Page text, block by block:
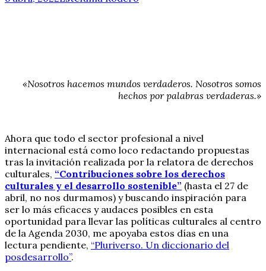
«Nosotros hacemos mundos verdaderos. Nosotros somos
hechos por palabras verdaderas.»
Ahora que todo el sector profesional a nivel
internacional está como loco redactando propuestas
tras la invitación realizada por la relatora de derechos
culturales, “Contribuciones sobre los derechos
culturales y el desarrollo sostenible” (hasta el 27 de
abril, no nos durmamos) y buscando inspiración para
ser lo más eficaces y audaces posibles en esta
oportunidad para llevar las políticas culturales al centro
de la Agenda 2030, me apoyaba estos días en una
lectura pendiente, “Pluriverso. Un diccionario del
posdesarrollo”.